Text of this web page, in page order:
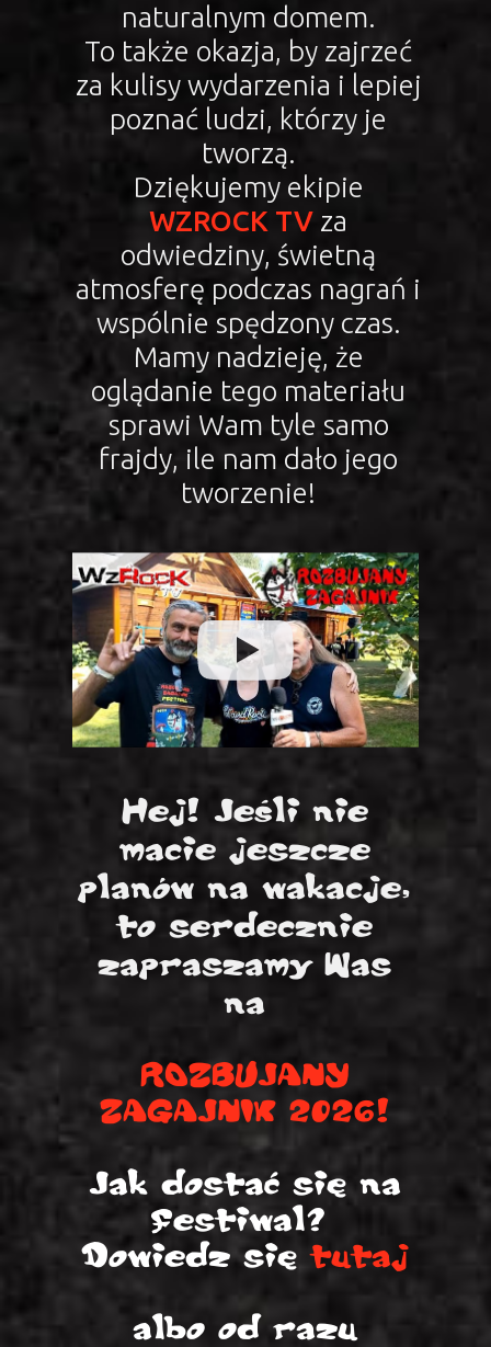
naturalnym domem.
To także okazja, by zajrzeć
za kulisy wydarzenia i lepiej
poznać ludzi, którzy je
tworzą.
Dziękujemy ekipie
WZROCK TV za
odwiedziny, świetną
atmosferę podczas nagrań i
wspólnie spędzony czas.
Mamy nadzieję, że
oglądanie tego materiału
sprawi Wam tyle samo
frajdy, ile nam dało jego
tworzenie!
Hej! Jeśli nie
macie jeszcze
planów na wakacje,
to serdecznie
zapraszamy Was
na
ROZBUJANY
ZAGAJNIK 2026!
Jak dostać się na
festiwal?
Dowiedz siętutaj
albo od razu